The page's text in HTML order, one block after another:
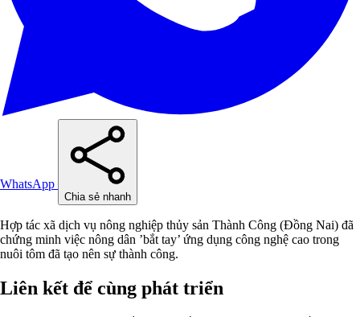
WhatsApp
Chia sẻ nhanh
Hợp tác xã dịch vụ nông nghiệp thủy sản Thành Công (Đồng Nai) đã
chứng minh việc nông dân ’bắt tay’ ứng dụng công nghệ cao trong
nuôi tôm đã tạo nên sự thành công.
Liên kết để cùng phát triển